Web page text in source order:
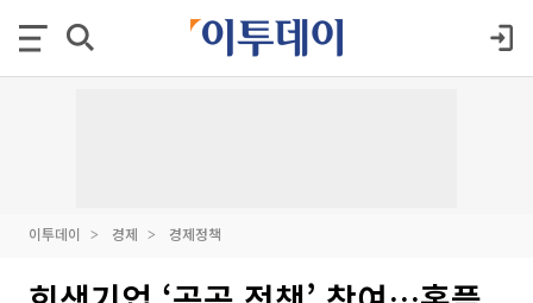
이투데이 경제 경제정책